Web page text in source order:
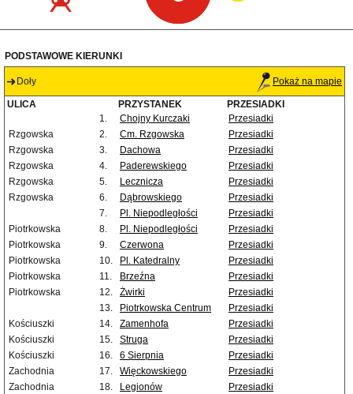
PODSTAWOWE KIERUNKI
Doły Pokaż na mapie
ULICA PRZYSTANEK
PRZESIADKI
1.
Chojny Kurczaki
Przesiadki
Rzgowska
2. Cm. Rzgowska
Przesiadki
Rzgowska
3. Dachowa
Przesiadki
Rzgowska
4. Paderewskiego
Przesiadki
Rzgowska
5. Lecznicza
Przesiadki
Rzgowska
6. Dąbrowskiego
Przesiadki
7.
Pl. Niepodległości
Przesiadki
Piotrkowska
8. Pl. Niepodległości
Przesiadki
Piotrkowska
9. Czerwona
Przesiadki
Piotrkowska
10. Pl. Katedralny
Przesiadki
Piotrkowska
11. Brzeźna
Przesiadki
Piotrkowska
12. Żwirki
Przesiadki
13.
Piotrkowska Centrum
Przesiadki
Kościuszki
14. Zamenhofa
Przesiadki
Kościuszki
15. Struga
Przesiadki
Kościuszki
16. 6 Sierpnia
Przesiadki
Zachodnia
17. Więckowskiego
Przesiadki
Zachodnia
18. Legionów
Przesiadki